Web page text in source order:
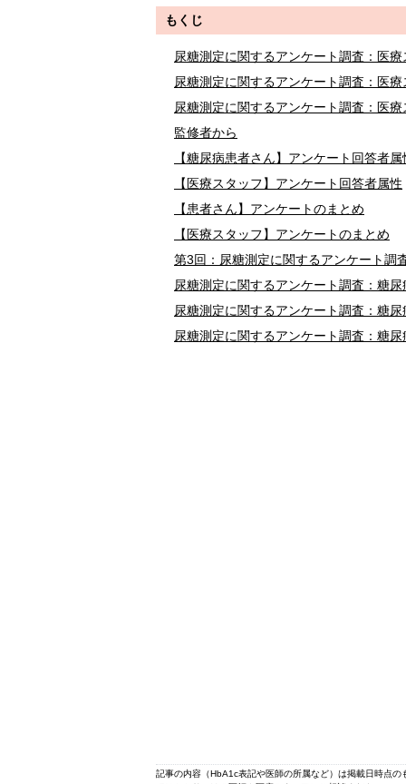
もくじ
尿糖測定に関するアンケート調査：医療
尿糖測定に関するアンケート調査：医療
尿糖測定に関するアンケート調査：医療
監修者から
【糖尿病患者さん】アンケート回答者属
【医療スタッフ】アンケート回答者属性
【患者さん】アンケートのまとめ
【医療スタッフ】アンケートのまとめ
第3回：尿糖測定に関するアンケート調
尿糖測定に関するアンケート調査：糖尿
尿糖測定に関するアンケート調査：糖尿
尿糖測定に関するアンケート調査：糖尿
記事の内容（HbA1c表記や医師の所属など）は掲載日時点